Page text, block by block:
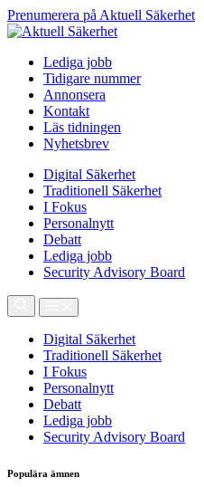
Prenumerera på Aktuell Säkerhet
Lediga jobb
Tidigare nummer
Annonsera
Kontakt
Läs tidningen
Nyhetsbrev
Digital Säkerhet
Traditionell Säkerhet
I Fokus
Personalnytt
Debatt
Lediga jobb
Security Advisory Board
Digital Säkerhet
Traditionell Säkerhet
I Fokus
Personalnytt
Debatt
Lediga jobb
Security Advisory Board
Populära ämnen